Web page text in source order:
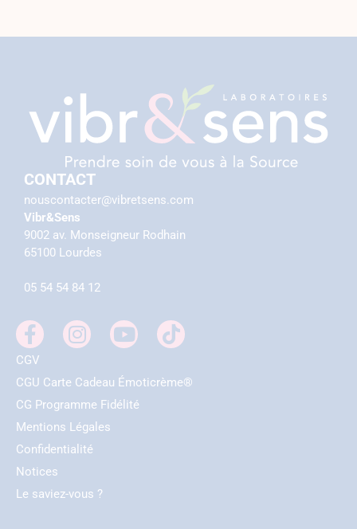
CONTACT
nouscontacter@vibretsens.com
Vibr&Sens
9002 av. Monseigneur Rodhain
65100 Lourdes
05 54 54 84 12
CGV
CGU Carte Cadeau Émoticrème®
CG Programme Fidélité
Mentions Légales
Confidentialité
Notices
Le saviez-vous ?